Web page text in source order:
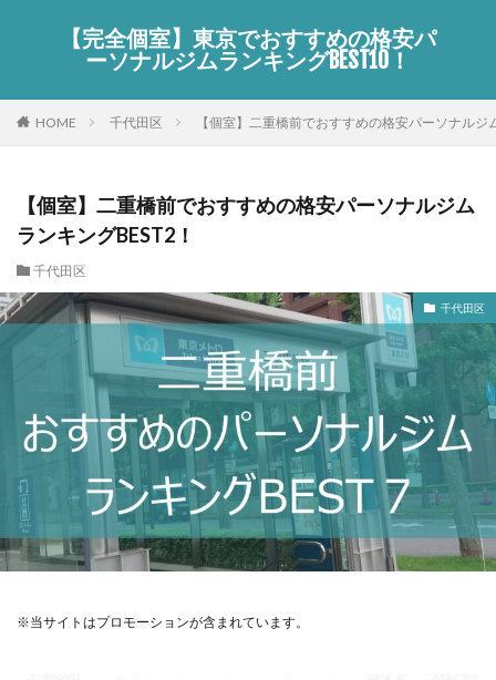
【完全個室】東京でおすすめの格安パ
ーソナルジムランキングBEST10！
HOME 千代田区 【個室】二重橋前でおすすめの格安パーソナルジ
【個室】二重橋前でおすすめの格安パーソナルジム
ランキングBEST2！
千代田区
千代田区
※当サイトはプロモーションが含まれています。